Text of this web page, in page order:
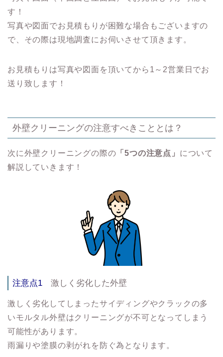
す！
写真や図面でお見積もりが困難な場合もございますの
で、その際は現地調査にお伺いさせて頂きます。
お見積もりは写真や図面を頂いてから1～2営業日でお
送り致します！
外壁クリーニングの注意すべきこととは？
次に外壁クリーニングの際の 「5つの注意点」 について
解説していきます！
注意点1 激しく劣化した外壁
激しく劣化してしまったサイディングやクラックの多
いモルタル外壁はクリーニングが不可となってしまう
可能性があります。
雨漏りや塗膜の剥がれを防ぐ為となります。